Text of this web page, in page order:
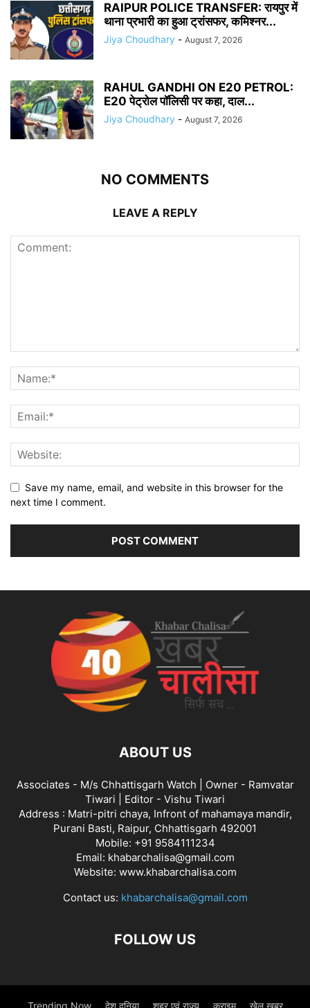
RAIPUR POLICE TRANSFER: रायपुर में
थाना प्रभारी का हुआ ट्रांसफर, कमिश्नर...
Jiya Choudhary - August 7, 2026
RAHUL GANDHI ON E20 PETROL:
E20 पेट्रोल पॉलिसी पर कहा, दाल...
Jiya Choudhary - August 7, 2026
NO COMMENTS
LEAVE A REPLY
Save my name, email, and website in this browser for the
next time I comment.
ABOUT US
Associates - M/s Chhattisgarh Watch | Owner - Ramvatar
Tiwari | Editor - Vishu Tiwari
Address : Matri-pitri chaya, Infront of mahamaya mandir,
Purani Basti, Raipur, Chhattisgarh 492001
Mobile: +91 9584111234
Email: khabarchalisa@gmail.com
Website: www.khabarchalisa.com
Contact us: khabarchalisa@gmail.com
FOLLOW US